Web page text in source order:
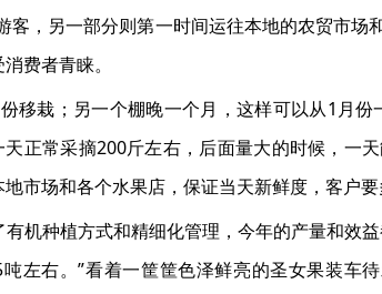
客，另一部分则第一时间运往本地的农贸市场
费者青睐。
移栽；另一个棚晚一个月，这样可以从1月
正常采摘200斤左右，后面量大的时候，一
市场和各个水果店，保证当天新鲜度，客户
机种植方式和精细化管理，今年的产量和效
左右。”看着一筐筐色泽鲜亮的圣女果装车